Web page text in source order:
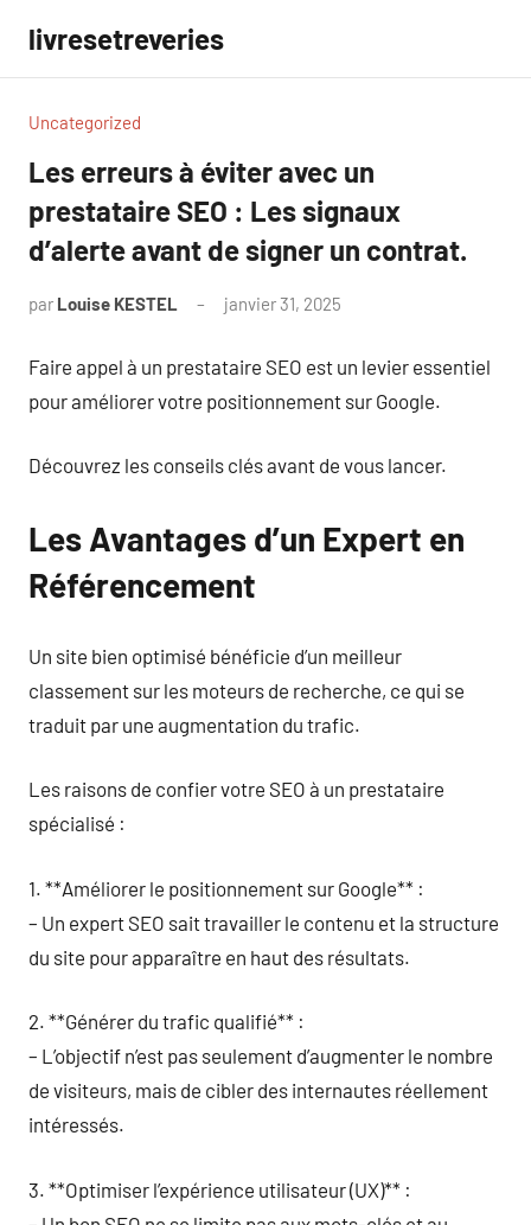
contenu
livresetreveries
Uncategorized
Les erreurs à éviter avec un
prestataire SEO : Les signaux
d’alerte avant de signer un contrat.
par Louise KESTEL janvier 31, 2025
Faire appel à un prestataire SEO est un levier essentiel
pour améliorer votre positionnement sur Google.
Découvrez les conseils clés avant de vous lancer.
Les Avantages d’un Expert en
Référencement
Un site bien optimisé bénéficie d’un meilleur
classement sur les moteurs de recherche, ce qui se
traduit par une augmentation du trafic.
Les raisons de confier votre SEO à un prestataire
spécialisé :
1. **Améliorer le positionnement sur Google** :
– Un expert SEO sait travailler le contenu et la structure
du site pour apparaître en haut des résultats.
2. **Générer du trafic qualifié** :
– L’objectif n’est pas seulement d’augmenter le nombre
de visiteurs, mais de cibler des internautes réellement
intéressés.
3. **Optimiser l’expérience utilisateur (UX)** :